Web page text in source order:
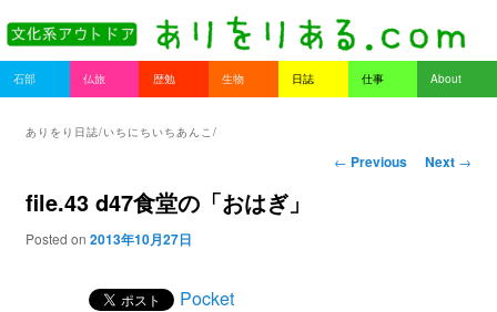
Main menu
Skip to primary content
Skip to secondary content
石部 仏旅 歴勉 生物 日誌 仕事 About
ありをり日誌/いちにちいちあんこ/
Post navigation
← Previous Next →
file.43 d47食堂の「おはぎ」
Posted on 2013年10月27日
Pocket